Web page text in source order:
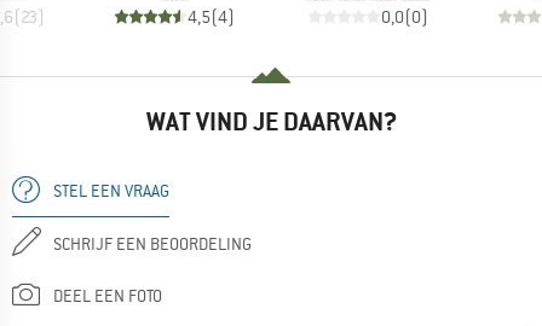
(23) 4,5(4) 0,0(0)
WAT VIND JE DAARVAN?
STEL EEN VRAAG
SCHRIJF EEN BEOORDELING
DEEL EEN FOTO